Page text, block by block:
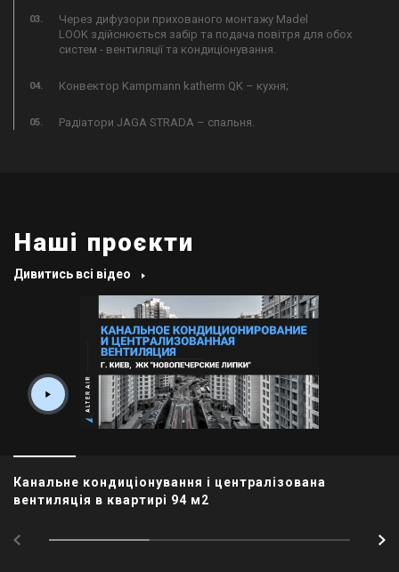
Через дифузори прихованого монтажу Madel
LOOK здійснюється забір та подача повітря для обох
систем - вентиляції та кондиціонування.
Конвектор Kampmann katherm QK – кухня;
Радіатори JAGA STRADA – спальня.
Наші проєкти
Дивитись всі відео
Канальне кондиціонування і централізована
вентиляція в квартирі 94 м2